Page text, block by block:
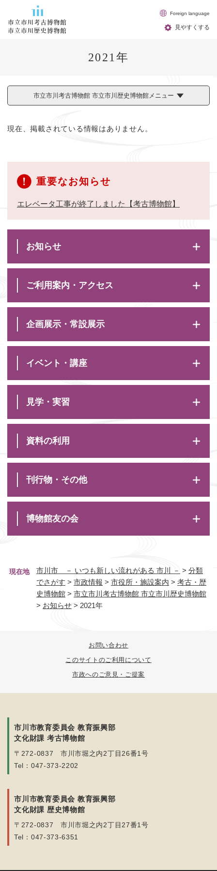
見やすくする
Foreign language
現在地 市川市 － いつも新しい流れがある 市川 － > 分類
でさがす > 市政情報 > 市役所・施設案内 > 考古・歴
史博物館 > 市立市川考古博物館 市立市川歴史博物館
> お知らせ > 2021年
2021年
市立市川考古博物館 市立市川歴史博物館メニュー
文
現在、掲載されている情報はありません。
重要なお知らせ
エレベータ工事が終了しました【考古博物館】
お知らせ
ご利用案内・アクセス
企画展示・常設展示
イベント・講座
見学・実習
資料の利用
刊行物・その他
博物館友の会
お問い合わせ
このサイトのご利用について
市政へのご意見・ご提案
市川市教育委員会 教育振興部
文化財課 考古博物館
〒272-0837 市川市堀之内2丁目26番1号
Tel：047-373-2202
市川市教育委員会 教育振興部
文化財課 歴史博物館
〒272-0837 市川市堀之内2丁目27番1号
Tel：047-373-6351